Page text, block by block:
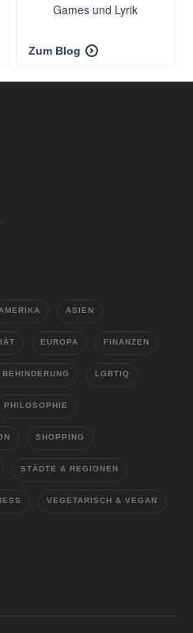
Games und Lyrik
Zum Blog
AMERIKA ASIEN
EUROPA FINANZEN
LGBTIQ
PHILOSOPHIE
SHOPPING
STÄDTE & REGIONEN
VEGETARISCH & VEGAN